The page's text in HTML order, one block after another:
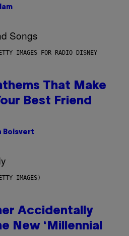
IMAGES FOR RADIO DISNEY
That Make
Best Friend
Boisvert
IMAGES)
Accidentally
New ‘Millennial